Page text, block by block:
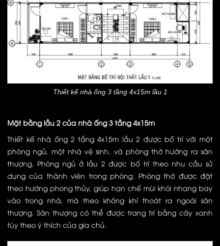
Thiết kế nhà ống 3 tầng 4x15m lầu 1
Mặt bằng lầu 2 của nhà ống 3 tầng 4x15m
Thiết kế nhà ống 2 tầng 4x15m lầu 2 được bố trí với một
phòng ngủ, một nhà vệ sinh, và phòng thờ hướng ra sân
thượng. Phòng ngủ ở lầu 2 được bố trí theo nhu cầu sử
dụng của thành viên trong phòng. Phòng thờ được đặt
theo hướng phong thủy, giúp hạn chế mùi khói nhang bay
vào trong nhà, mà theo không khí thoát ra ngoài sân
thượng. Sân thượng có thể được trang trí bằng cây xanh
tùy theo ý thích của gia chủ.